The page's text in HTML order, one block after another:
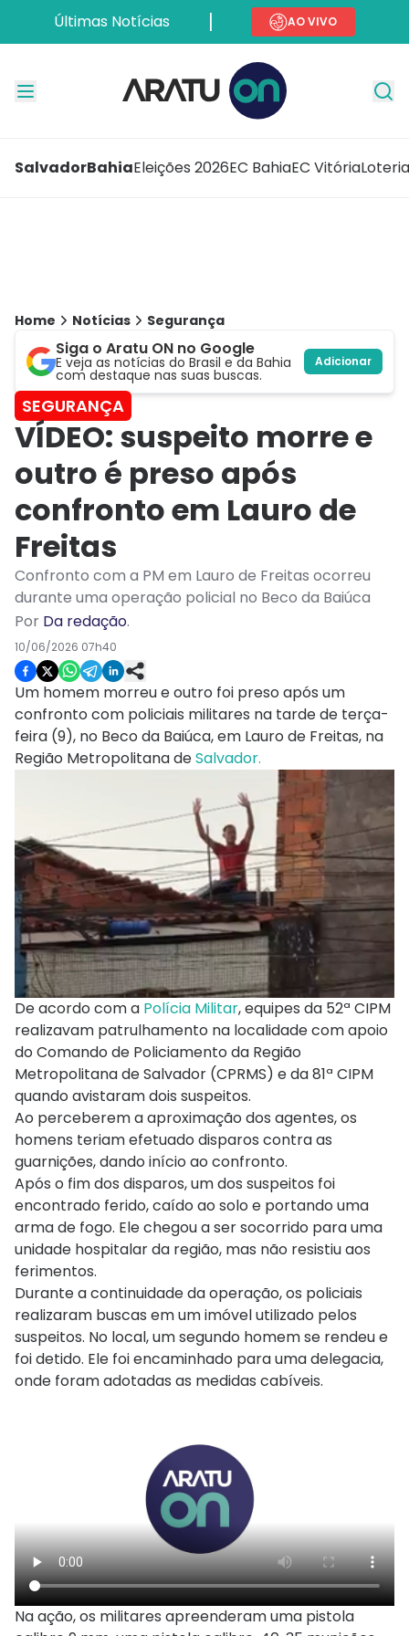
Últimas Notícias AO VIVO
SalvadorBahiaEleições 2026EC BahiaEC Vitória
Home Notícias Segurança
Siga o Aratu ON no Google
E veja as notícias do Brasil e da Bahia
com destaque nas suas buscas.
Adicionar
SEGURANÇA
VÍDEO: suspeito morre e
outro é preso após
confronto em Lauro de
Freitas
Confronto com a PM em Lauro de Freitas ocorreu
durante uma operação policial no Beco da Baiúca
Por Da redação.
10/06/2026 07h40
Um homem morreu e outro foi preso após um
confronto com policiais militares na tarde de terça-
feira (9), no Beco da Baiúca, em Lauro de Freitas, na
Região Metropolitana deSalvador.
De acordo com a Polícia Militar, equipes da 52ª CIPM
realizavam patrulhamento na localidade com apoio
do Comando de Policiamento da Região
Metropolitana de Salvador (CPRMS) e da 81ª CIPM
quando avistaram dois suspeitos.
Ao perceberem a aproximação dos agentes, os
homens teriam efetuado disparos contra as
guarnições, dando início ao confronto.
Após o fim dos disparos, um dos suspeitos foi
encontrado ferido, caído ao solo e portando uma
arma de fogo. Ele chegou a ser socorrido para uma
unidade hospitalar da região, mas não resistiu aos
ferimentos.
Durante a continuidade da operação, os policiais
realizaram buscas em um imóvel utilizado pelos
suspeitos. No local, um segundo homem se rendeu e
foi detido. Ele foi encaminhado para uma delegacia,
onde foram adotadas as medidas cabíveis.
Na ação, os militares apreenderam uma pistola